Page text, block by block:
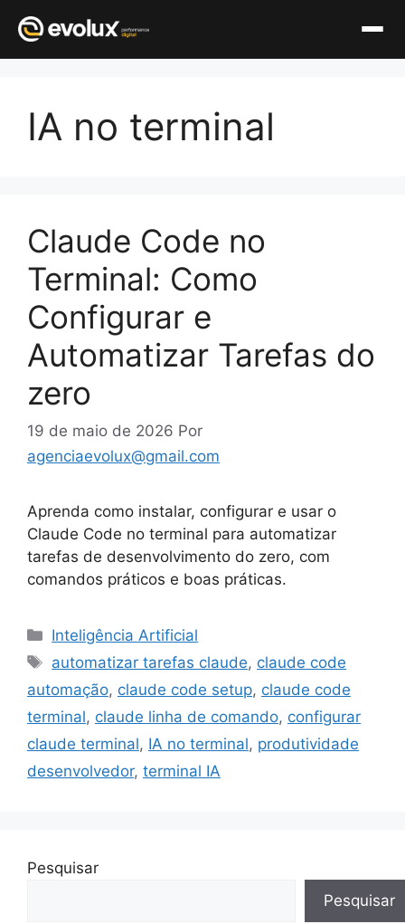
conteúdoIA no terminal
Claude Code no
Terminal: Como
Configurar e
Automatizar Tarefas do
zero
19 de maio de 2026 Por
agenciaevolux@gmail.com
Aprenda como instalar, configurar e usar o
Claude Code no terminal para automatizar
tarefas de desenvolvimento do zero, com
comandos práticos e boas práticas.
Categorias
Inteligência Artificial
Tags
automatizar tarefas claude, claude code
automação, claude code setup, claude code
terminal, claude linha de comando, configurar
claude terminal, IA no terminal, produtividade
desenvolvedor, terminal IA
Pesquisar
Pesquisar